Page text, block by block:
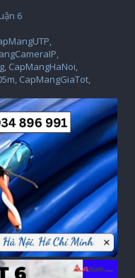
6
CapMangHaNoi,
CapMangGiaTot,